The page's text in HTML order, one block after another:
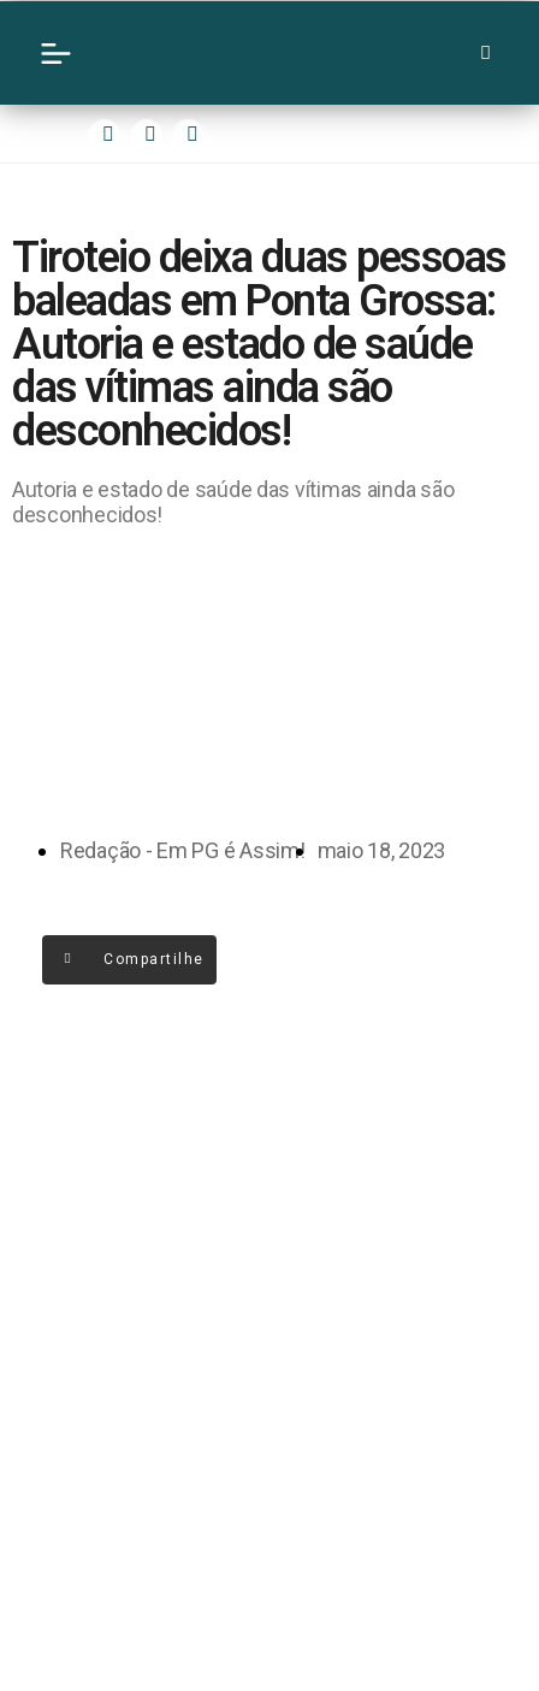
Tiroteio deixa duas pessoas
baleadas em Ponta Grossa:
Autoria e estado de saúde
das vítimas ainda são
desconhecidos!
Autoria e estado de saúde das vítimas ainda são
desconhecidos!
Redação - Em PG é Assim! maio 18, 2023
Compartilhe